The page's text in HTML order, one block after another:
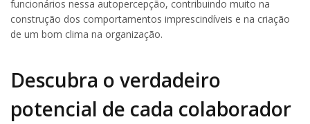
funcionários nessa autopercepção, contribuindo muito na
construção dos comportamentos imprescindíveis e na criação
de um bom clima na organização.
Descubra o verdadeiro
potencial de cada colaborador